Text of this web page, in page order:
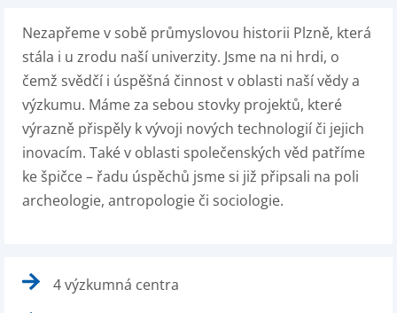
Nezapřeme v sobě průmyslovou historii Plzně, která
stála i u zrodu naší univerzity. Jsme na ni hrdi, o
čemž svědčí i úspěšná činnost v oblasti naší vědy a
výzkumu. Máme za sebou stovky projektů, které
výrazně přispěly k vývoji nových technologií či jejich
inovacím. Také v oblasti společenských věd patříme
ke špičce – řadu úspěchů jsme si již připsali na poli
archeologie, antropologie či sociologie.
4 výzkumná centra